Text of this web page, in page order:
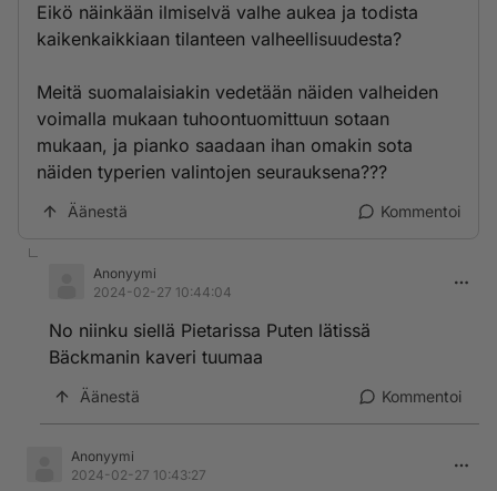
Eikö näinkään ilmiselvä valhe aukea ja todista
kaikenkaikkiaan tilanteen valheellisuudesta?
Meitä suomalaisiakin vedetään näiden valheiden
voimalla mukaan tuhoontuomittuun sotaan
mukaan, ja pianko saadaan ihan omakin sota
näiden typerien valintojen seurauksena???
Äänestä Kommentoi
Anonyymi
2024-02-27 10:44:04
No niinku siellä Pietarissa Puten lätissä
Bäckmanin kaveri tuumaa
Äänestä Kommentoi
Anonyymi
2024-02-27 10:43:27